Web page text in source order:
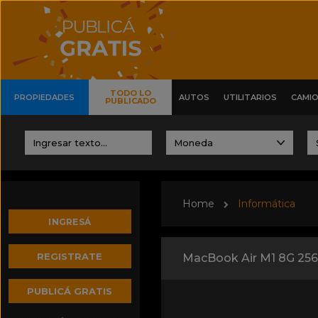
PROPIEDADES TODO LO
PUBLICADO AUTOS UTILITARIOS
INGRESÁ
REGISTRATE
PUBLICÁ GRATIS
Home Informática
MacBook Air M1 8G